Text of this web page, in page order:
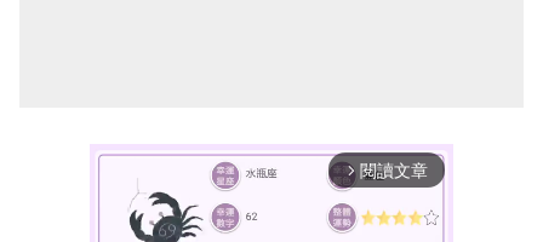
arrow_forward_ios 閱讀文章